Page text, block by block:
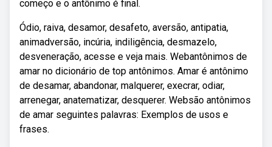
começo e o antônimo é final.
Ódio, raiva, desamor, desafeto, aversão, antipatia,
animadversão, incúria, indiligência, desmazelo,
desveneração, acesse e veja mais. Webantônimos de
amar no dicionário de top antônimos. Amar é antônimo
de desamar, abandonar, malquerer, execrar, odiar,
arrenegar, anatematizar, desquerer. Websão antônimos
de amar seguintes palavras: Exemplos de usos e
frases.